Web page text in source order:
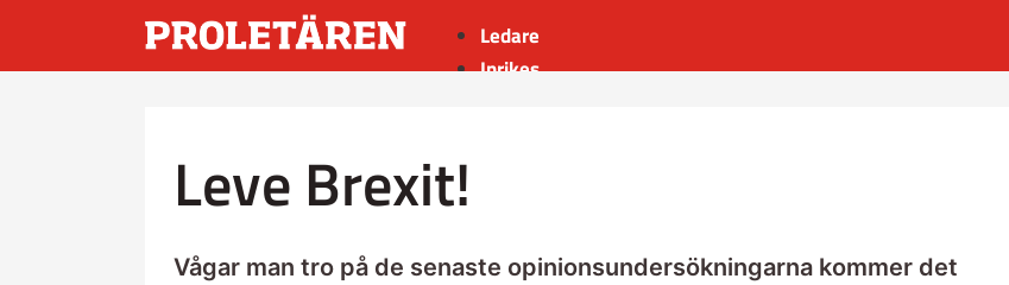
Ledare
Inrikes
Leve Brexit!
Vågar man tro på de senaste opinionsundersökningarna kommer det